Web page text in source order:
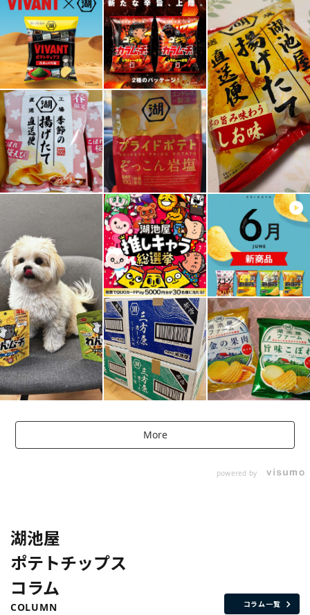
More
powered by
湖池屋
ポテトチップス
コラム
COLUMN コラム一覧